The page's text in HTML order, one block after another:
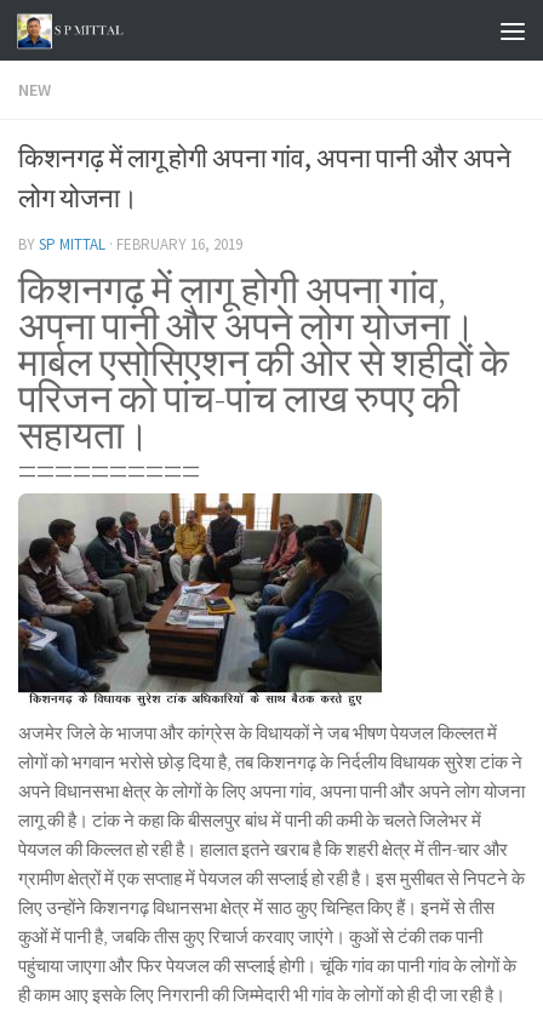
Skip to content
NEW
किशनगढ़ में लागू होगी अपना गांव, अपना पानी और अपने
लोग योजना।
BYSP MITTAL · FEBRUARY 16, 2019
किशनगढ़ में लागू होगी अपना गांव,
अपना पानी और अपने लोग योजना।
मार्बल एसोसिएशन की ओर से शहीदों के
परिजन को पांच-पांच लाख रुपए की
सहायता।
==========
अजमेर जिले के भाजपा और कांग्रेस के विधायकों ने जब भीषण पेयजल किल्लत में
लोगों को भगवान भरोसे छोड़ दिया है, तब किशनगढ़ के निर्दलीय विधायक सुरेश टांक ने
अपने विधानसभा क्षेत्र के लोगों के लिए अपना गांव, अपना पानी और अपने लोग योजना
लागू की है। टांक ने कहा कि बीसलपुर बांध में पानी की कमी के चलते जिलेभर में
पेयजल की किल्लत हो रही है। हालात इतने खराब है कि शहरी क्षेत्र में तीन-चार और
ग्रामीण क्षेत्रों में एक सप्ताह में पेयजल की सप्लाई हो रही है। इस मुसीबत से निपटने के
लिए उन्होंने किशनगढ़ विधानसभा क्षेत्र में साठ कुए चिन्हित किए हैं। इनमें से तीस
कुओं में पानी है, जबकि तीस कुए रिचार्ज करवाए जाएंगे। कुओं से टंकी तक पानी
पहुंचाया जाएगा और फिर पेयजल की सप्लाई होगी। चूंकि गांव का पानी गांव के लोगों के
ही काम आए इसके लिए निगरानी की जिम्मेदारी भी गांव के लोगों को ही दी जा रही है।